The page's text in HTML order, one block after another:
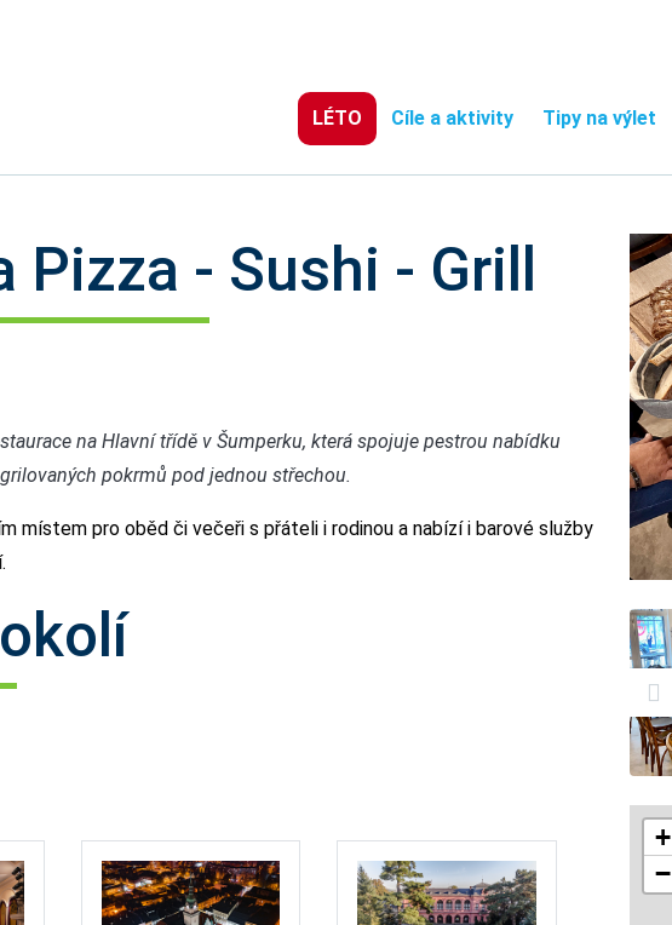
LÉTO Cíle a aktivity Tipy na výlet
Pizza - Sushi - Grill
na Hlavní třídě v Šumperku, která spojuje pestrou nabídku
pokrmů pod jednou střechou.
místem pro oběd či večeři s přáteli i rodinou a nabízí i barové služby
+
−